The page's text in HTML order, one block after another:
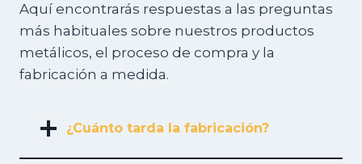
Aquí encontrarás respuestas a las preguntas
más habituales sobre nuestros productos
metálicos, el proceso de compra y la
fabricación a medida.
¿Cuánto tarda la fabricación?